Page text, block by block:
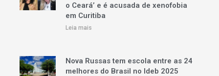
o Ceará’ e é acusada de xenofobia
em Curitiba
Leia mais
Nova Russas tem escola entre as 24
melhores do Brasil no Ideb 2025